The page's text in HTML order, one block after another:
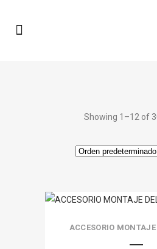
Showing 1–12 of
ACCESORIO